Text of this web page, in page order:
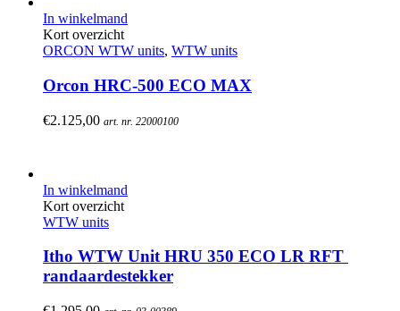
In winkelmand
Kort overzicht
ORCON WTW units, WTW units
Orcon HRC-500 ECO MAX
€2.125,00 art. nr. 22000100
In winkelmand
Kort overzicht
WTW units
Itho WTW Unit HRU 350 ECO LR RFT
randaardestekker